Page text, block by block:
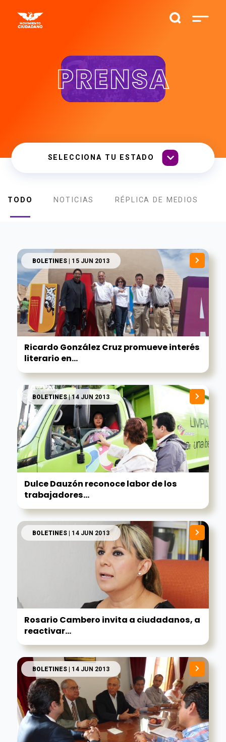
PRENSA
TODO NOTICIAS RÉPLICA DE MEDIOS
BOLETINES| 15 JUN 2013
Ricardo González Cruz promueve interés
literario en...
BOLETINES| 14 JUN 2013
Dulce Dauzón reconoce labor de los
trabajadores...
BOLETINES| 14 JUN 2013
Rosario Cambero invita a ciudadanos, a
reactivar...
BOLETINES| 14 JUN 2013